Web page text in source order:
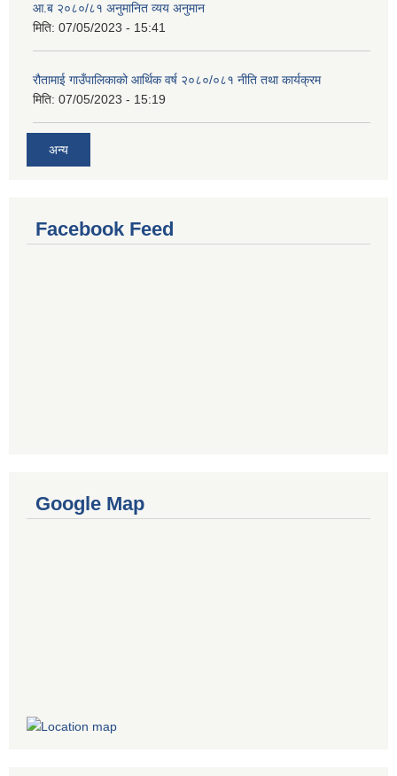
आ.ब २०८०/८१ अनुमानित व्यय अनुमान
मिति: 07/05/2023 - 15:41
रौतामाई गाउँपालिकाको आर्थिक वर्ष २०८०/०८१ नीति तथा कार्यक्रम
मिति: 07/05/2023 - 15:19
अन्य
Facebook Feed
Google Map